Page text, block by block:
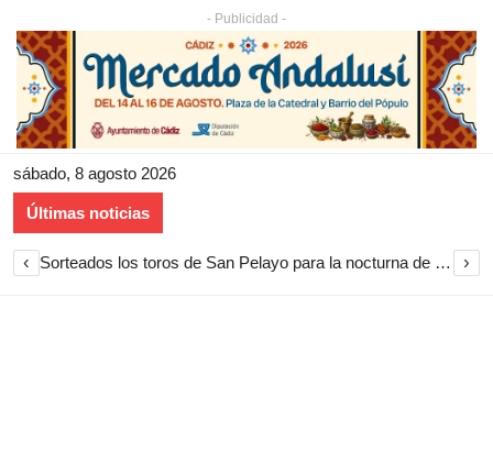
- Publicidad -
sábado, 8 agosto 2026
Últimas noticias
‹ Sorteados los toros de San Pelayo para la nocturna de rejones en El Puerto de Santa María ›